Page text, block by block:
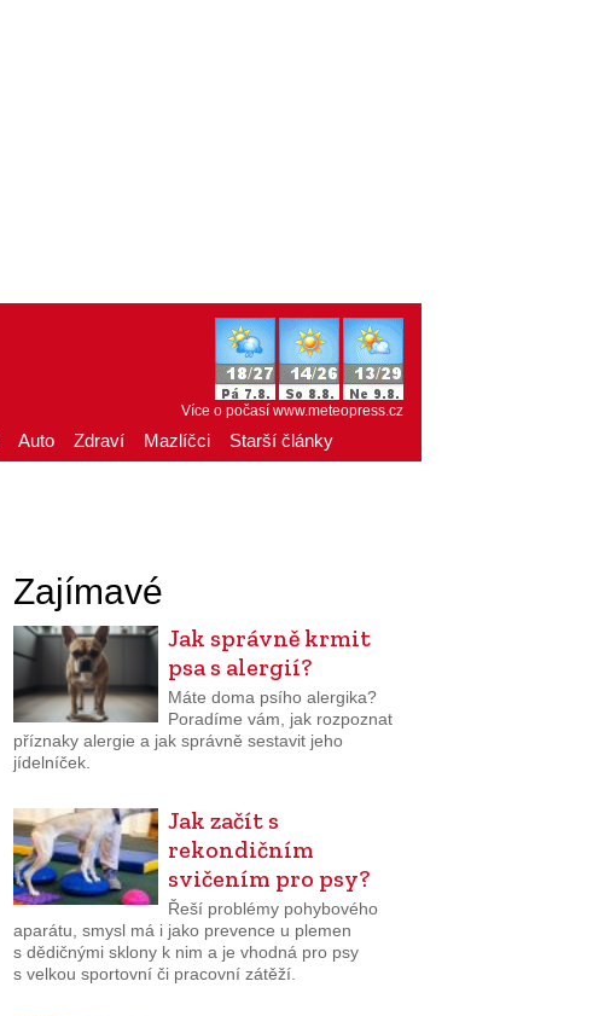
Více o počasí www.meteopress.cz
Auto Zdraví Mazlíčci Starší články
Zajímavé
Jak správně krmit
psa s alergií?
Máte doma psího alergika?
Poradíme vám, jak rozpoznat
příznaky alergie a jak správně sestavit jeho
jídelníček.
Jak začít s
rekondičním
svičením pro psy?
Řeší problémy pohybového
aparátu, smysl má i jako prevence u plemen
s dědičnými sklony k nim a je vhodná pro psy
s velkou sportovní či pracovní zátěží.